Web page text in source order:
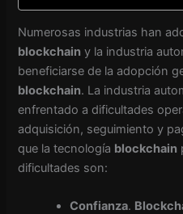
Numerosas industrias han
blockchain y la industria
beneficiarse de la adopción
blockchain. La industria
enfrentado a dificultades
adquisición, seguimiento y
que la tecnología blockchain
dificultades son:
Confianza.